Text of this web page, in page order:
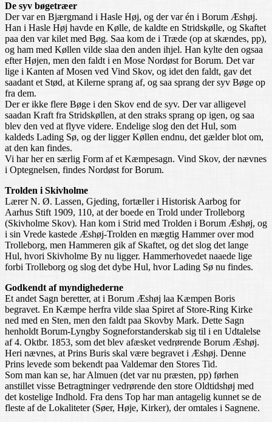
De syv bøgetræer
Der var en Bjærgmand i Hasle Høj, og der var én i Borum Æshøj.
Han i Hasle Høj havde en Kølle, de kaldte en Stridskølle, og Skaftet
paa den var kilet med Bøg. Saa kom de i Træde (op at skændes, pp),
og ham med Køllen vilde slaa den anden ihjel. Han kylte den ogsaa
efter Højen, men den faldt i en Mose Nordøst for Borum. Det var
lige i Kanten af Mosen ved Vind Skov, og idet den faldt, gav det
saadant et Stød, at Kilerne sprang af, og saa sprang der syv Bøge op
fra dem.
Der er ikke flere Bøge i den Skov end de syv. Der var alligevel
saadan Kraft fra Stridskøllen, at den straks sprang op igen, og saa
blev den ved at flyve videre. Endelige slog den det Hul, som
kaldeds Lading Sø, og der ligger Køllen endnu, det gælder blot om,
at den kan findes.
Vi har her en særlig Form af et Kæmpesagn. Vind Skov, der nævnes
i Optegnelsen, findes Nordøst for Borum.
Trolden i Skivholme
Lærer N. Ø. Lassen, Gjeding, fortæller i Historisk Aarbog for
Aarhus Stift 1909, 110, at der boede en Trold under Trolleborg
(Skivholme Skov). Han kom i Strid med Trolden i Borum Æshøj, og
i sin Vrede kastede Æshøj-Trolden en mægtig Hammer over mod
Trolleborg, men Hammeren gik af Skaftet, og det slog det lange
Hul, hvori Skivholme By nu ligger. Hammerhovedet naaede lige
forbi Trolleborg og slog det dybe Hul, hvor Lading Sø nu findes.
Godkendt af myndighederne
Et andet Sagn beretter, at i Borum Æshøj laa Kæmpen Boris
begravet. En Kæmpe herfra vilde slaa Spiret af Store-Ring Kirke
ned med en Sten, men den faldt paa Skovby Mark. Dette Sagn
henholdt Borum-Lyngby Sogneforstanderskab sig til i en Udtalelse
af 4. Oktbr. 1853, som det blev afæsket vedrørende Borum Æshøj.
Heri nævnes, at Prins Buris skal være begravet i Æshøj. Denne
Prins levede som bekendt paa Valdemar den Stores Tid.
Som man kan se, har Almuen (det var nu præsten, pp) førhen
anstillet visse Betragtninger vedrørende den store Oldtidshøj med
det kostelige Indhold. Fra dens Top har man antagelig kunnet se de
fleste af de Lokaliteter (Søer, Høje, Kirker), der omtales i Sagnene.